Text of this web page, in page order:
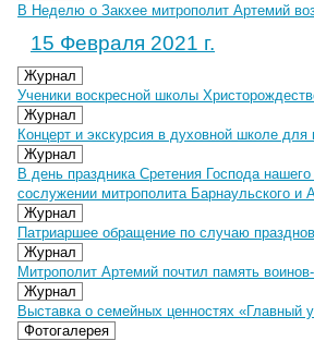
В Неделю о Закхее митрополит Артемий
15 Февраля 2021 г.
Журнал
Ученики воскресной школы
Журнал
Концерт и экскурсия в духовной школе для
Журнал
В день праздника Сретения Господа
сослужении митрополита Барнаульского и
Журнал
Патриаршее обращение по случаю
Журнал
Митрополит Артемий почтил память
Журнал
Выставка о семейных ценностях «Главный
Фотогалерея